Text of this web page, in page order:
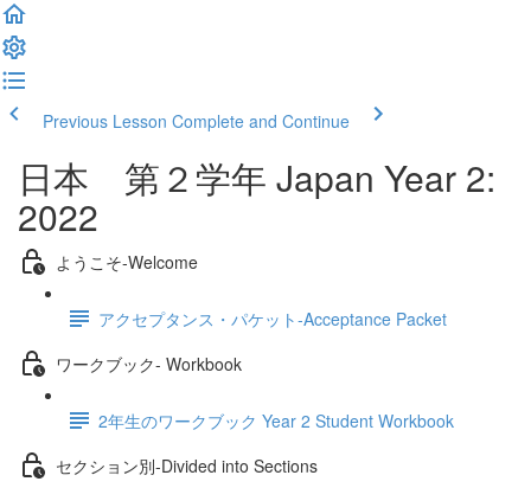
Previous Lesson Complete and Continue
日本 第２学年 Japan Year 2:
2022
ようこそ‐Welcome
アクセプタンス・パケット‐Acceptance Packet
ワークブック- Workbook
2年生のワークブック Year 2 Student Workbook
セクション別‐Divided into Sections